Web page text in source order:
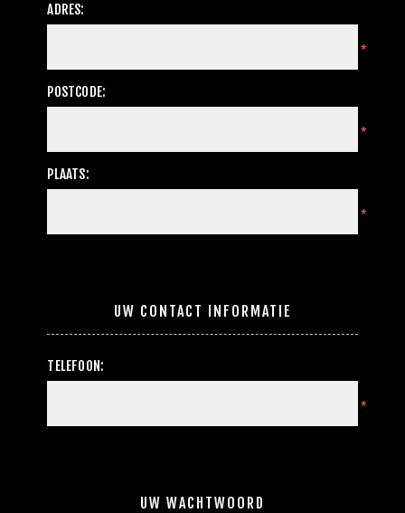
ADRES:
*
POSTCODE:
*
PLAATS:
*
UW CONTACT INFORMATIE
TELEFOON:
*
UW WACHTWOORD